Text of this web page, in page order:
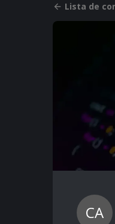
Lista de
CA